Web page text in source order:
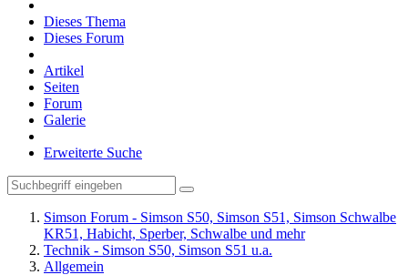
Dieses Thema
Dieses Forum
Artikel
Seiten
Forum
Galerie
Erweiterte Suche
Simson Forum - Simson S50, Simson S51, Simson Schwalbe
KR51, Habicht, Sperber, Schwalbe und mehr
Technik - Simson S50, Simson S51 u.a.
Allgemein